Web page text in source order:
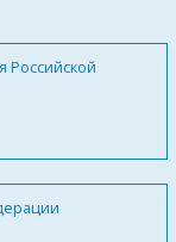
Российской